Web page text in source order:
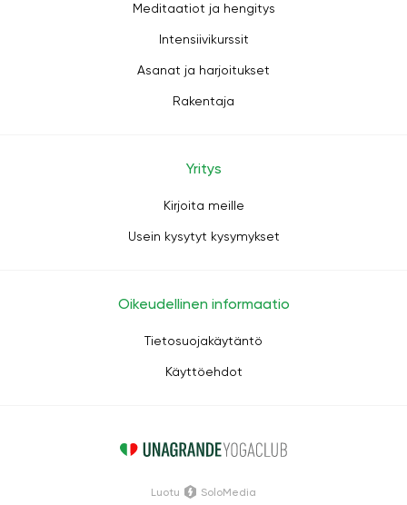
Meditaatiot ja hengitys
Intensiivikurssit
Asanat ja harjoitukset
Rakentaja
Yritys
Kirjoita meille
Usein kysytyt kysymykset
Oikeudellinen informaatio
Tietosuojakäytäntö
Käyttöehdot
Luotu SoloMedia